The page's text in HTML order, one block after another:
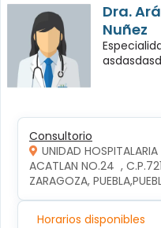
Dra.
Nuñez
asdasdasd
Consultorio
UNIDAD
ACATLAN NO.24  ,
ZARAGOZA,
Horarios disponibles